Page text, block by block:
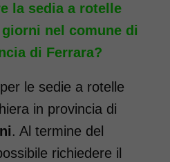
Il noleggio
giorni a partire
a
Italia,
maggiori
la sedia a rotelle
nel comune di
di Ferrara?
le sedie a rotelle
in provincia di
. Al termine del
richiedere il